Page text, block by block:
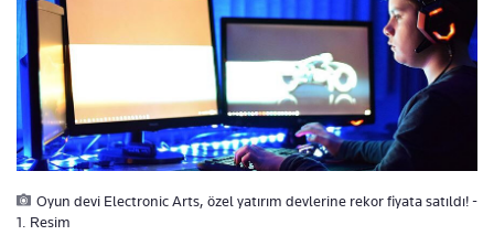
Oyun devi Electronic Arts, özel yatırım devlerine rekor fiyata satıldı! -
1. Resim